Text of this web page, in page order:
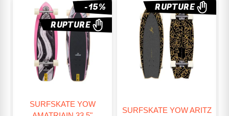
RUPTURE RUPTURE
SURFSKATE CARVER CI